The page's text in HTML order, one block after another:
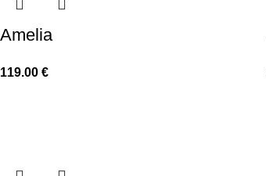
Amelia
119.00 €